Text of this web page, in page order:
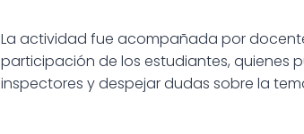
La actividad fue acompañada por
participación de los estudiantes, quienes
inspectores y despejar dudas sobre la